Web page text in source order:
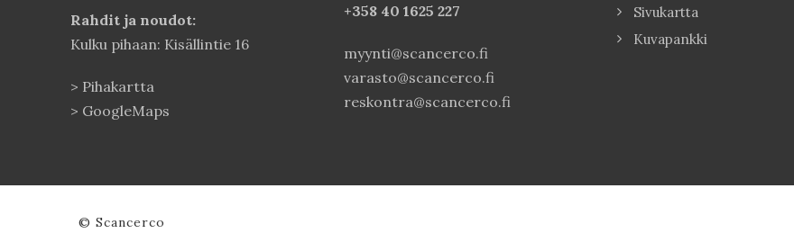
Rahdit ja noudot:
Kulku pihaan: Kisällintie 16
> Pihakartta
> GoogleMaps
+358 40 1625 227
myynti@scancerco.fi
varasto@scancerco.fi
reskontra@scancerco.fi
Sivukartta
Kuvapankki
© Scancerco